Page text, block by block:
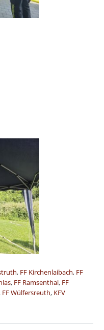
, FF Kirchenlaibach, FF
, FF Ramsenthal, FF
FF Wülfersreuth, KFV